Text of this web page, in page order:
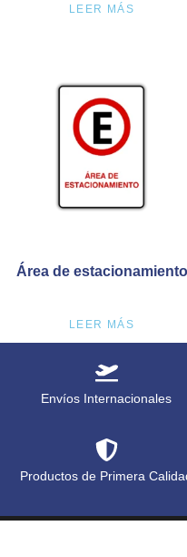
LEER MÁS
Área de estacionamiento
LEER MÁS
Envíos Internacionales
Productos de Primera